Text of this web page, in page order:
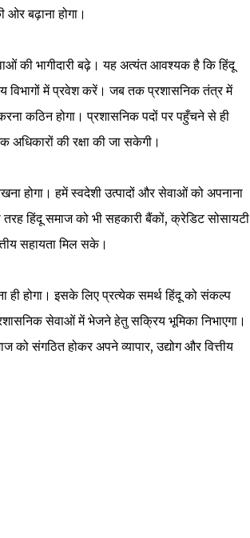
बढ़ाना होगा।
की भागीदारी बढ़े। यह अत्यंत आवश्यक है कि हिंदू
विभागों में प्रवेश करें। जब तक प्रशासनिक तंत्र में
कठिन होगा। प्रशासनिक पदों पर पहुँचने से ही
अधिकारों की रक्षा की जा सकेगी।
होगा। हमें स्वदेशी उत्पादों और सेवाओं को अपनाना
तरह हिंदू समाज को भी सहकारी बैंकों, क्रेडिट सोसायटी
सहायता मिल सके।
ही होगा। इसके लिए प्रत्येक समर्थ हिंदू को संकल्प
सेवाओं में भेजने हेतु सक्रिय भूमिका निभाएगा।
संगठित होकर अपने व्यापार, उद्योग और वित्तीय